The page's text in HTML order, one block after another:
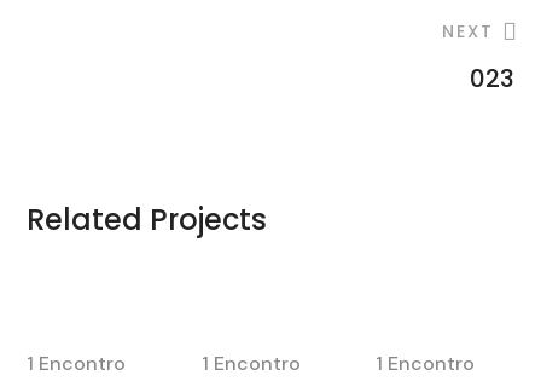
NEXT
023
Related Projects
1 Encontro 1 Encontro 1 Encontro